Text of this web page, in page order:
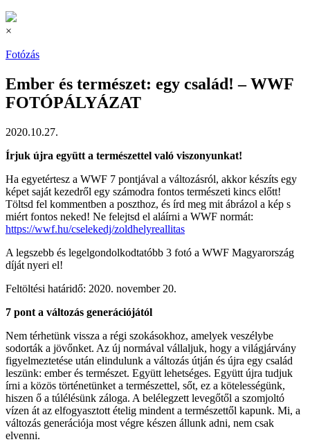
×
Fotózás
Ember és természet: egy család! – WWF
FOTÓPÁLYÁZAT
2020.10.27.
Írjuk újra együtt a természettel való viszonyunkat!
Ha egyetértesz a WWF 7 pontjával a változásról, akkor készíts egy
képet saját kezedről egy számodra fontos természeti kincs előtt!
Töltsd fel kommentben a poszthoz, és írd meg mit ábrázol a kép s
miért fontos neked! Ne felejtsd el aláírni a WWF normát:
https://wwf.hu/cselekedj/zoldhelyreallitas
A legszebb és legelgondolkodtatóbb 3 fotó a WWF Magyarország
díját nyeri el!
Feltöltési határidő: 2020. november 20.
7 pont a változás generációjától
Nem térhetünk vissza a régi szokásokhoz, amelyek veszélybe
sodorták a jövőnket. Az új normával vállaljuk, hogy a világjárvány
figyelmeztetése után elindulunk a változás útján és újra egy család
leszünk: ember és természet. Együtt lehetséges. Együtt újra tudjuk
írni a közös történetünket a természettel, sőt, ez a kötelességünk,
hiszen ő a túlélésünk záloga. A belélegzett levegőtől a szomjoltó
vízen át az elfogyasztott ételig mindent a természettől kapunk. Mi, a
változás generációja most végre készen állunk adni, nem csak
elvenni.